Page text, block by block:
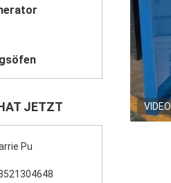
JETZT
Pu
VIDEO